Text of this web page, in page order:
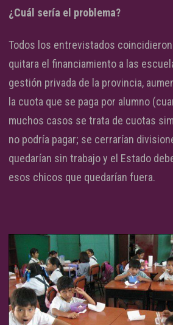
¿Cuál sería el problema?
Todos los entrevistados
quitara el financiamiento a las
gestión privada de la provincia,
la cuota que se paga por alumno
muchos casos se trata de cuotas
no podría pagar; se cerrarían
quedarían sin trabajo y el Estado
esos chicos que quedarían fuera.